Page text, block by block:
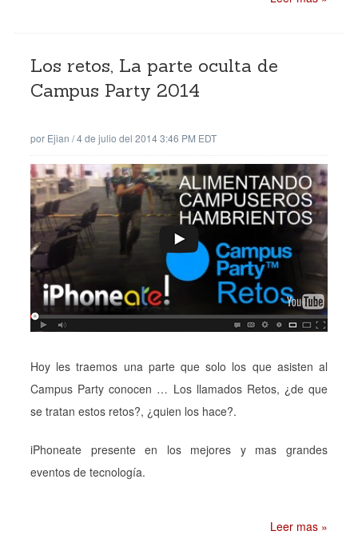
Los retos, La parte oculta de
Campus Party 2014
por Ejian /4 de julio del 2014 3:46 PM EDT
Hoy les traemos una parte que solo los que asisten al
Campus Party conocen … Los llamados Retos, ¿de que
se tratan estos retos?, ¿quien los hace?.
iPhoneate presente en los mejores y mas grandes
eventos de tecnología.
Leer mas »